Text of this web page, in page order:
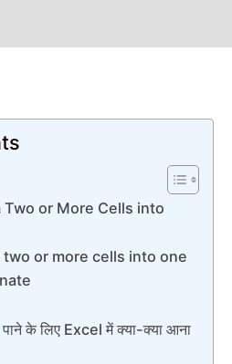
or More Cells into
or more cells into one
के लिए Excel में क्या-क्या आना